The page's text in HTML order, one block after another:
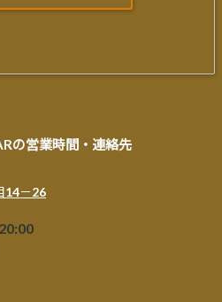
の営業時間・連絡先
14－26